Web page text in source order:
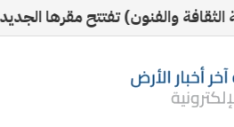
والفنون) تفتتح مقرها الجديد